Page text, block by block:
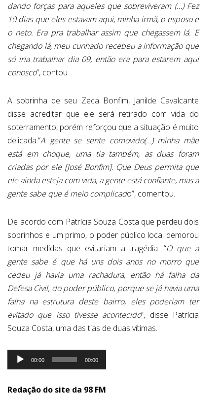
dando forças para aqueles que sobreviveram (…) Fez
10 dias que eles estavam aqui, minha irmã, o esposo e
o neto. Era pra trabalhar assim que chegassem lá. E
chegando lá, meu cunhado recebeu a informação que
só iria trabalhar dia 09, então era para estarem aqui
conosco”, contou
A sobrinha de seu Zeca Bonfim, Janilde Cavalcante
disse acreditar que ele será retirado com vida do
soterramento, porém reforçou que a situação é muito
delicada.“A gente se sente comovido(…) minha mãe
está em choque, uma tia também, as duas foram
criadas por ele [José Bonfim]. Que Deus permita que
ele ainda esteja com vida, a gente está confiante, mas a
gente sabe que é meio complicado”, comentou.
De acordo com Patrícia Souza Costa que perdeu dois
sobrinhos e um primo, o poder público local demorou
tomar medidas que evitariam a tragédia. “O que a
gente sabe é que há uns dois anos no morro que
cedeu já havia uma rachadura, então há falha da
Defesa Civil, do poder público, porque se já havia uma
falha na estrutura deste bairro, eles poderiam ter
evitado que isso tivesse acontecido”, disse Patrícia
Souza Costa, uma das tias de duas vítimas.
Tocador
00:00 00:00
Redação do site da 98 FM